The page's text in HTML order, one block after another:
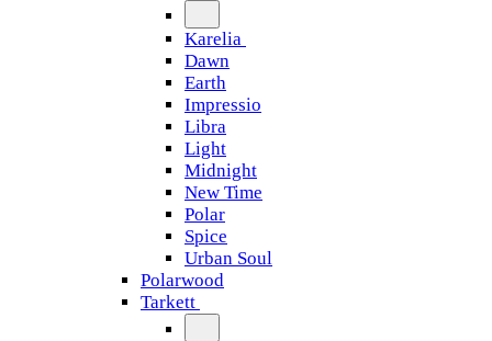
Karelia
Dawn
Earth
Impressio
Libra
Light
Midnight
New Time
Polar
Spice
Urban Soul
Polarwood
Tarkett